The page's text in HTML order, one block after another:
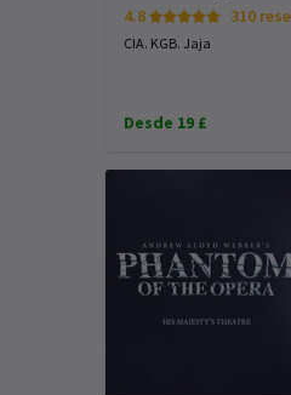
4.8 310
CIA. KGB. Jaja
Desde 19 £